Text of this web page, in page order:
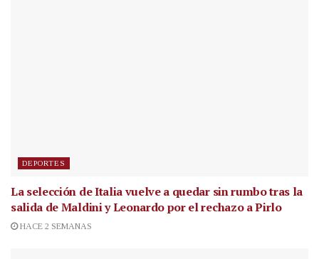
DEPORTES
La selección de Italia vuelve a quedar sin rumbo tras la
salida de Maldini y Leonardo por el rechazo a Pirlo
HACE 2 SEMANAS